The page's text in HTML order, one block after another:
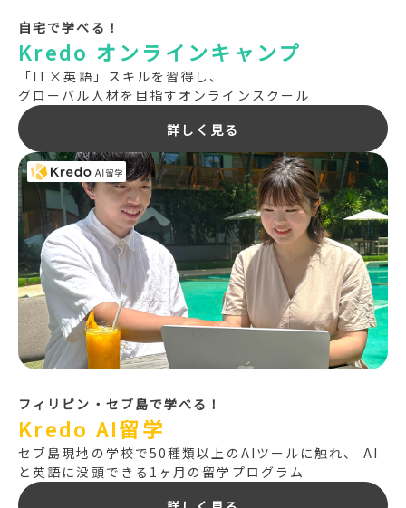
自宅で学べる！
Kredo オンラインキャンプ
「IT×英語」スキルを習得し、
グローバル人材を目指すオンラインスクール
詳しく見る
フィリピン・セブ島で学べる！
Kredo AI留学
セブ島現地の学校で50種類以上のAIツールに触れ、 AI
と英語に没頭できる1ヶ月の留学プログラム